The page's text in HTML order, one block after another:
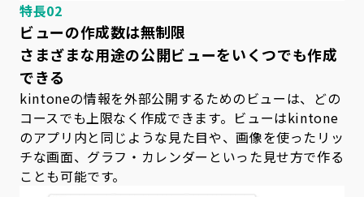
特長02
ビューの作成数は無制限
さまざまな用途の公開ビューをいくつでも作成
できる
kintoneの情報を外部公開するためのビューは、どの
コースでも上限なく作成できます。ビューはkintone
のアプリ内と同じような見た目や、画像を使った リッ
チな画面、グラフ・カレンダーといった見せ方で作る
ことも可能です。